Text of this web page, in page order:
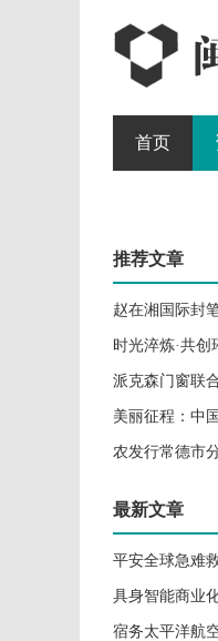
首页
推荐文章
赵在湘国际封
时光淬炼·共创璀璨珠
派克森门窗联合
美丽征程：中
农发行常德市分行与
最新文章
平安全球急难救
具身智能商业化
宿务太平洋航空